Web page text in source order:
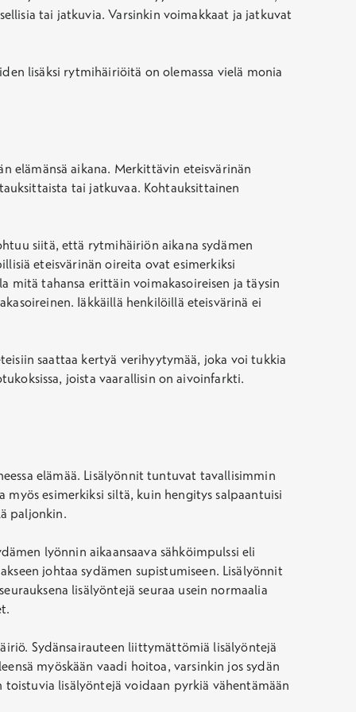
tai jatkuvia. Varsinkin voimakkaat ja jatkuvat
lisäksi rytmihäiriöitä on olemassa vielä monia
elämänsä aikana. Merkittävin eteisvärinän
tai jatkuvaa. Kohtauksittainen
siitä, että rytmihäiriön aikana sydämen
eteisvärinän oireita ovat esimerkiksi
mitä tahansa erittäin voimakasoireisen ja täysin
Iäkkäillä henkilöillä eteisvärinä ei
saattaa kertyä verihyytymää, joka voi tukkia
joista vaarallisin on aivoinfarkti.
elämää. Lisälyönnit tuntuvat tavallisimmin
esimerkiksi siltä, kuin hengitys salpaantuisi
paljonkin.
lyönnin aikaansaava sähköimpulssi eli
johtaa sydämen supistumiseen. Lisälyönnit
lisälyöntejä seuraa usein normaalia
Sydänsairauteen liittymättömiä lisälyöntejä
myöskään vaadi hoitoa, varsinkin jos sydän
lisälyöntejä voidaan pyrkiä vähentämään